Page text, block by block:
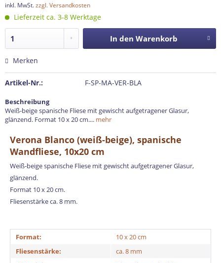
inkl. MwSt.zzgl. Versandkosten
Lieferzeit ca. 3-8 Werktage
In den Warenkorb
Merken
Artikel-Nr.: F-SP-MA-VER-BLA
Beschreibung
Weiß-beige spanische Fliese mit gewischt aufgetragener Glasur,
glänzend. Format 10 x 20 cm.... mehr
Verona Blanco (weiß-beige), spanische
Wandfliese, 10x20 cm
Weiß-beige spanische Fliese mit gewischt aufgetragener Glasur,
glänzend.
Format 10 x 20 cm.
Fliesenstärke ca. 8 mm.
Format:
10 x 20 cm
Fliesenstärke:
ca. 8 mm